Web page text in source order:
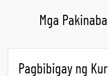
Mga
Pagbibigay ng